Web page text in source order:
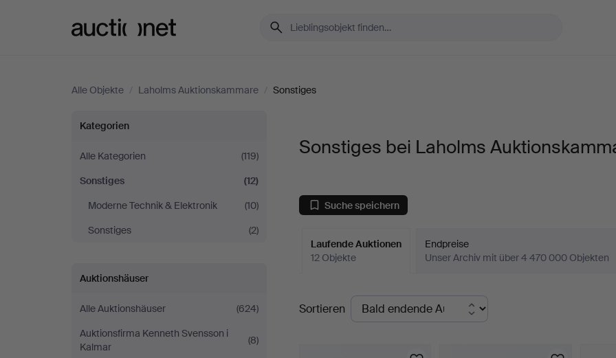
Alle Objekte / Laholms Auktionskammare / Sonstiges
Sonstiges
bei
Laholms
Auktionskammare
Kategorien
Alle Kategorien
(119)
Sonstiges
(12)
Moderne Technik & Elektronik
(10)
Sonstiges
(2)
Auktionshäuser
Alle Auktionshäuser
(624)
Auktionsfirma Kenneth Svensson i
Kalmar
(8)
Sonstiges bei Laholms
Suche speichern
Laufende Auktionen
12 Objekte
Endpreise
Unser Archiv mit über 4 470 000 Objekten
Laufende
Auktionen
Sortieren